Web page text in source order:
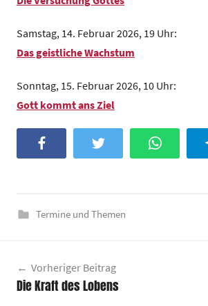
e
m
Samstag, 14. Februar 2026, 19 Uhr:
Das geistliche Wachstum
Sonntag, 15. Februar 2026, 10 Uhr:
Gott kommt ans Ziel
Twitter WhatsApp
Termine und Themen
Vorheriger Beitrag
Die Kraft des Lobens